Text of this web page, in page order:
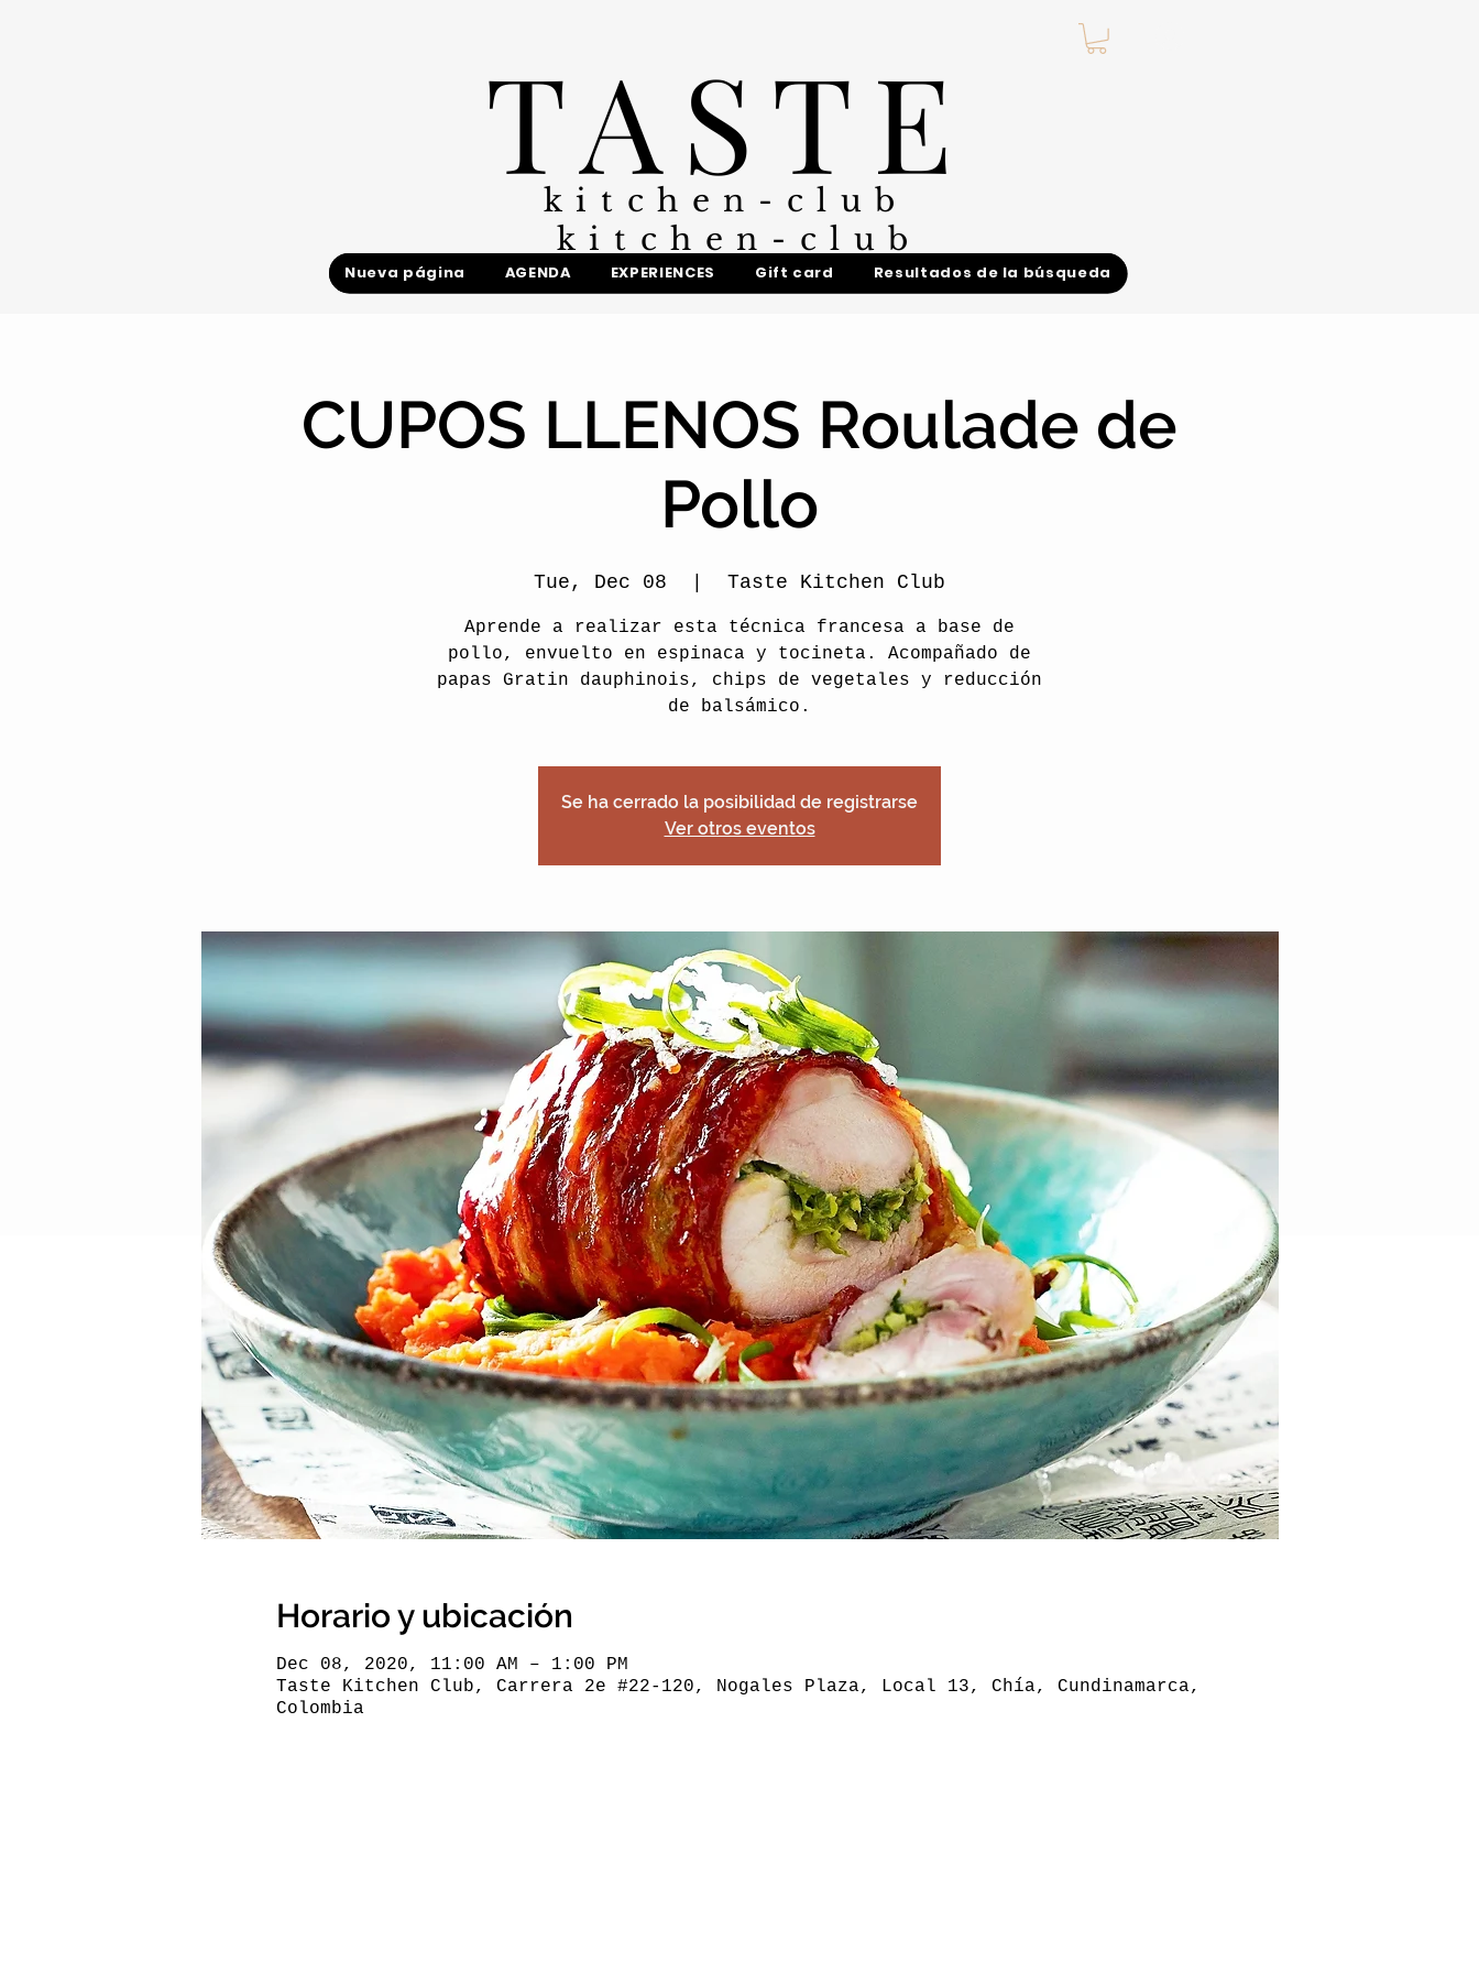
TASTE
kitchen-club
kitchen-club
Nueva página AGENDA EXPERIENCES Gift card Resultados de la búsqueda
CUPOS LLENOS Roulade de
Pollo
Tue, Dec 08 Taste Kitchen Club
Aprende a realizar esta técnica francesa a base de
pollo, envuelto en espinaca y tocineta. Acompañado de
papas Gratin dauphinois, chips de vegetales y reducción
de balsámico.
Se ha cerrado la posibilidad de registrarse
Ver otros eventos
Horario y ubicación
Dec 08, 2020, 11:00 AM – 1:00 PM
Taste Kitchen Club, Carrera 2e #22-120, Nogales Plaza, Local 13, Chía, Cundinamarca,
Colombia